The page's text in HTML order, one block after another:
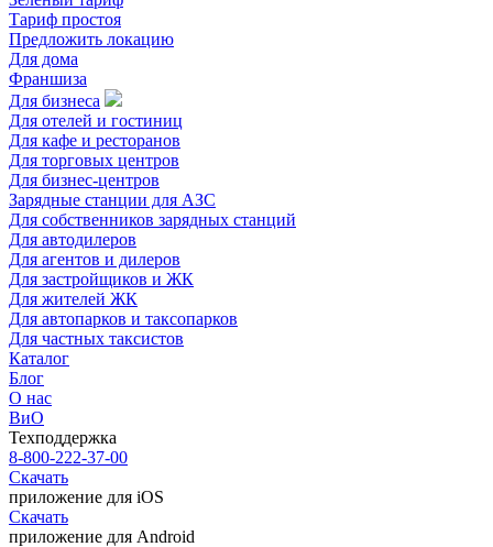
Тариф простоя
Предложить локацию
Для дома
Франшиза
Для бизнеса
Для отелей и гостиниц
Для кафе и ресторанов
Для торговых центров
Для бизнес-центров
Зарядные станции для АЗС
Для собственников зарядных станций
Для автодилеров
Для агентов и дилеров
Для застройщиков и ЖК
Для жителей ЖК
Для автопарков и таксопарков
Для частных таксистов
Каталог
Блог
О нас
ВиО
Техподдержка
8-800-222-37-00
Скачать
приложение для iOS
Скачать
приложение для Android